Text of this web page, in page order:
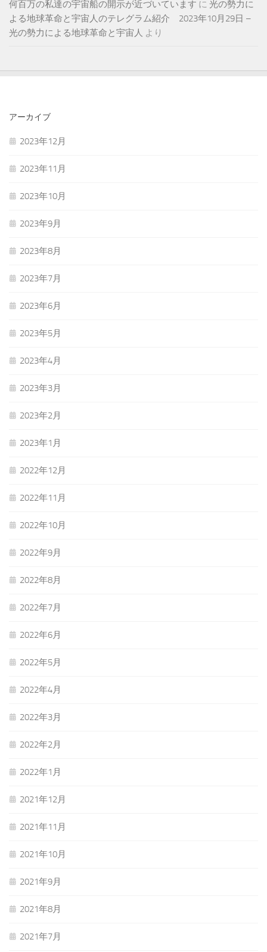
何百万の私達の宇宙船の開示が近づいています に 光の勢力に
よる地球革命と宇宙人のテレグラム紹介 2023年10月29日 –
光の勢力による地球革命と宇宙人 より
アーカイブ
2023年12月
2023年11月
2023年10月
2023年9月
2023年8月
2023年7月
2023年6月
2023年5月
2023年4月
2023年3月
2023年2月
2023年1月
2022年12月
2022年11月
2022年10月
2022年9月
2022年8月
2022年7月
2022年6月
2022年5月
2022年4月
2022年3月
2022年2月
2022年1月
2021年12月
2021年11月
2021年10月
2021年9月
2021年8月
2021年7月